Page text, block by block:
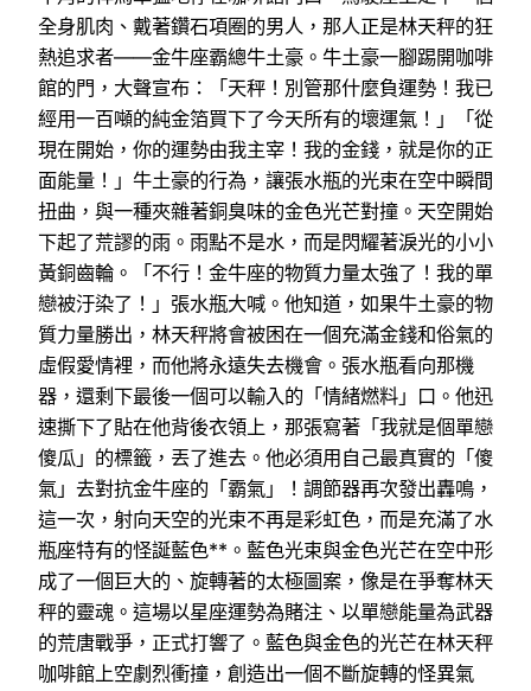
全身肌肉、戴著鑽石項圈的男人，那人正是林天秤的狂
熱追求者——金牛座霸總牛土豪。牛土豪一腳踢開咖啡
館的門，大聲宣布：「天秤！別管那什麼負運勢！我已
經用一百噸的純金箔買下了今天所有的壞運氣！」「從
現在開始，你的運勢由我主宰！我的金錢，就是你的正
面能量！」牛土豪的行為，讓張水瓶的光束在空中瞬間
扭曲，與一種夾雜著銅臭味的金色光芒對撞。天空開始
下起了荒謬的雨。雨點不是水，而是閃耀著淚光的小小
黃銅齒輪。「不行！金牛座的物質力量太強了！我的單
戀被汙染了！」張水瓶大喊。他知道，如果牛土豪的物
質力量勝出，林天秤將會被困在一個充滿金錢和俗氣的
虛假愛情裡，而他將永遠失去機會。張水瓶看向那機
器，還剩下最後一個可以輸入的「情緒燃料」口。他迅
速撕下了貼在他背後衣領上，那張寫著「我就是個單戀
傻瓜」的標籤，丟了進去。他必須用自己最真實的「傻
氣」去對抗金牛座的「霸氣」！調節器再次發出轟鳴，
這一次，射向天空的光束不再是彩虹色，而是充滿了水
瓶座特有的怪誕藍色**。藍色光束與金色光芒在空中形
成了一個巨大的、旋轉著的太極圖案，像是在爭奪林天
秤的靈魂。這場以星座運勢為賭注、以單戀能量為武器
的荒唐戰爭，正式打響了。藍色與金色的光芒在林天秤
咖啡館上空劇烈衝撞，創造出一個不斷旋轉的怪異氣